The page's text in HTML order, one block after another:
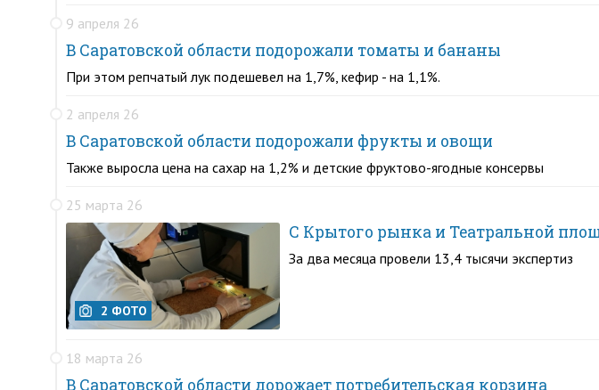
9 апреля 26
В Саратовской области подорожали томаты и бананы
При этом репчатый лук подешевел на 1,7%, кефир - на 1,1%.
2 апреля 26
В Саратовской области подорожали фрукты и овощи
Также выросла цена на сахар на 1,2% и детские фруктово-ягодные консервы
25 марта 26
2 ФОТО
С Крытого рынка и Театральной
За два месяца провели 13,4 тысячи экспертиз
18 марта 26
В Саратовской области дорожает потребительская корзина